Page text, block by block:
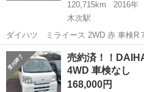
120,715km
2016年
木次駅
ダイハツ ミライース 2WD 赤 車検R７年8月28
色褪せあります。 車としての機関は
ありません。 現車確認随時可
島根 雲南市 木次駅
売約済！！
4WD 車検なし
168,000円